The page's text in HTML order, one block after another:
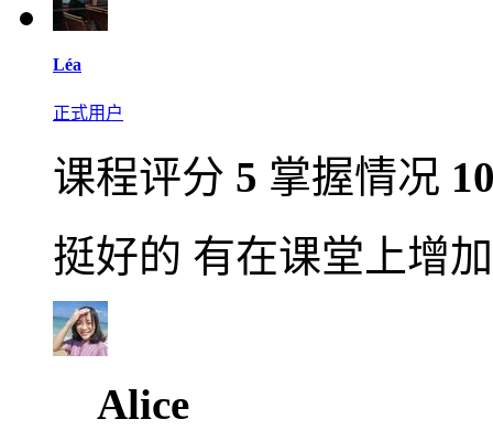
Léa
正式用户
课程评分 5 掌握情况
挺好的 有在课堂上增
Alice